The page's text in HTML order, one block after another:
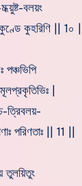
বলয়ং
কুহরিণি || 1০ ||
পঞ্চভিপি
|
ত্রিবলয়-
পরিণতাঃ || 11 ||
তুলয়িতুং